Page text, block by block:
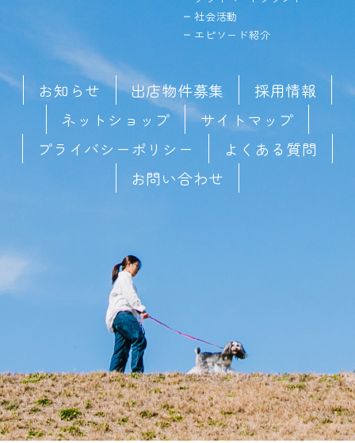
社会活動
エピソード紹介
お知らせ 出店物件募集
採用情報
ネットショップ
サイトマップ
プライバシーポリシー
よくある質問
お問い合わせ